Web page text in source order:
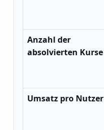
Anzahl der
absolvierten Kurse
Umsatz pro Nutzer